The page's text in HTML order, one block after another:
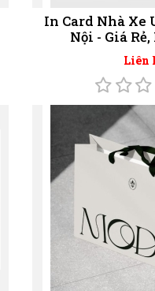
In Card Nhà Xe
Nội - Giá
Liên